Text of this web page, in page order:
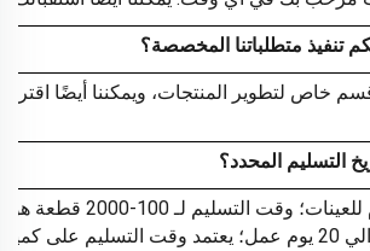
خاص لتطوير المنتجات، ويمكننا أيضًا